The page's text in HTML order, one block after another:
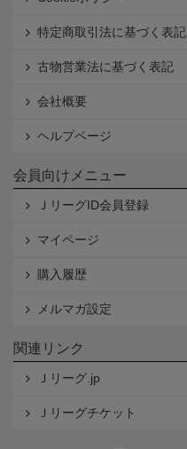
特定商取引法に基づく表記
古物営業法に基づく表記
会社概要
ヘルプページ
会員向けメニュー
ＪリーグID会員登録
マイページ
購入履歴
メルマガ設定
関連リンク
Ｊリーグ.jp
Ｊリーグチケット